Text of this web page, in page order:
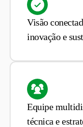
Visão
inovação e
Equipe
técnica e